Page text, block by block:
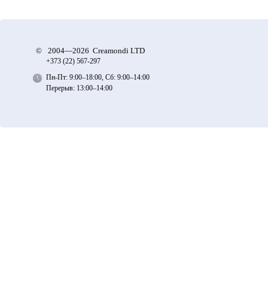
© 2004—2026 Creamondi LTD
+373 (22) 567-297
Пн-Пт: 9:00–18:00, Сб: 9:00–14:00
Перерыв: 13:00–14:00